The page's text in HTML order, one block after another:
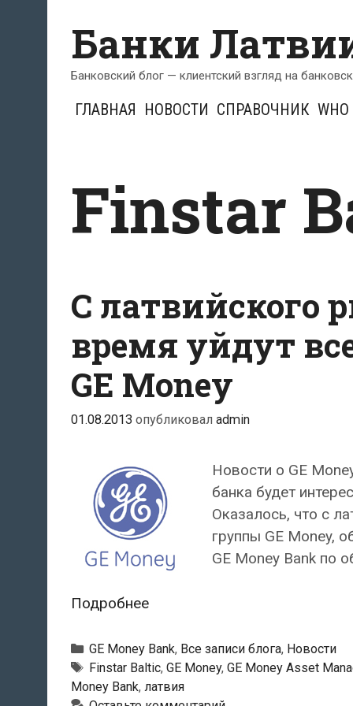
содержимому
Банки
Банковский блог — клиентский взгляд на
ГЛАВНАЯ НОВОСТИ СПРАВОЧНИК WHO
Finstar
С латвийского
время уйдут
GE Money
01.08.2013 опубликовал admin
Новости о GE
банка будет
Оказалось, что с
группы GE Money,
GE Money Bank по
ПодробнееС
рынка
в
ближайшее
Рубрики
GE Money Bank, Все записи блога, Новости
Тэги
Finstar Baltic, GE Money, GE Money Asset
Money Bank, латвия